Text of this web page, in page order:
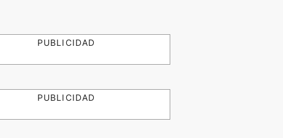
PUBLICIDAD
PUBLICIDAD